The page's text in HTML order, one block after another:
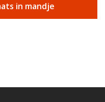
in mandje